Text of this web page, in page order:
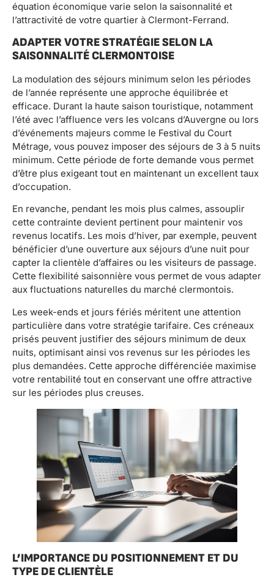
équation économique varie selon la saisonnalité et
l’attractivité de votre quartier à Clermont-Ferrand.
ADAPTER VOTRE STRATÉGIE SELON LA
SAISONNALITÉ CLERMONTOISE
La modulation des séjours minimum selon les périodes
de l’année représente une approche équilibrée et
efficace. Durant la haute saison touristique, notamment
l’été avec l’affluence vers les volcans d’Auvergne ou lors
d’événements majeurs comme le Festival du Court
Métrage, vous pouvez imposer des séjours de 3 à 5 nuits
minimum. Cette période de forte demande vous permet
d’être plus exigeant tout en maintenant un excellent taux
d’occupation.
En revanche, pendant les mois plus calmes, assouplir
cette contrainte devient pertinent pour maintenir vos
revenus locatifs. Les mois d’hiver, par exemple, peuvent
bénéficier d’une ouverture aux séjours d’une nuit pour
capter la clientèle d’affaires ou les visiteurs de passage.
Cette flexibilité saisonnière vous permet de vous adapter
aux fluctuations naturelles du marché clermontois.
Les week-ends et jours fériés méritent une attention
particulière dans votre stratégie tarifaire. Ces créneaux
prisés peuvent justifier des séjours minimum de deux
nuits, optimisant ainsi vos revenus sur les périodes les
plus demandées. Cette approche différenciée maximise
votre rentabilité tout en conservant une offre attractive
sur les périodes plus creuses.
L’IMPORTANCE DU POSITIONNEMENT ET DU
TYPE DE CLIENTÈLE